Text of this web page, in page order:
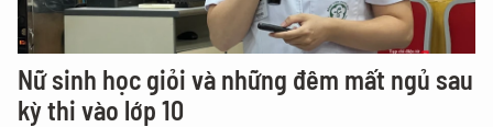
Nữ sinh học giỏi và những đêm mất ngủ sau
kỳ thi vào lớp 10